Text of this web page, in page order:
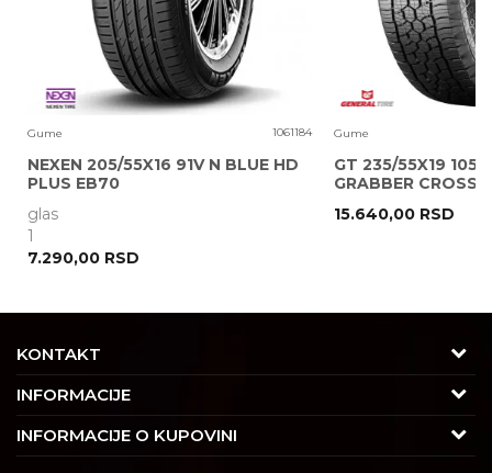
Gume 1061184
NEXEN 205/55X16 91V N BLUE HD
PLUS EB70
glas
1
7.290,00 RSD
Gume
GT 235/55X19 105V
GRABBER CROSS
15.640,00 RSD
KONTAKT
Adresa
Trgovačka 7/2, Čukarica
11030 Beograd, Srbija
INFORMACIJE
O nama
INFORMACIJE O KUPOVINI